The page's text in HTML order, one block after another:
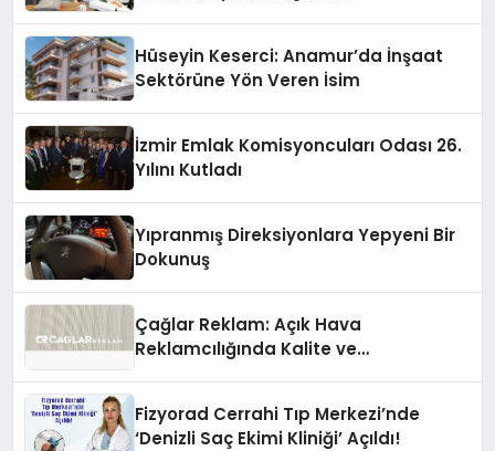
Hüseyin Keserci: Anamur’da İnşaat
Sektörüne Yön Veren İsim
İzmir Emlak Komisyoncuları Odası 26.
Yılını Kutladı
Yıpranmış Direksiyonlara Yepyeni Bir
Dokunuş
Çağlar Reklam: Açık Hava
Reklamcılığında Kalite ve
Fizyorad Cerrahi Tıp Merkezi’nde
‘Denizli Saç Ekimi Kliniği’ Açıldı!